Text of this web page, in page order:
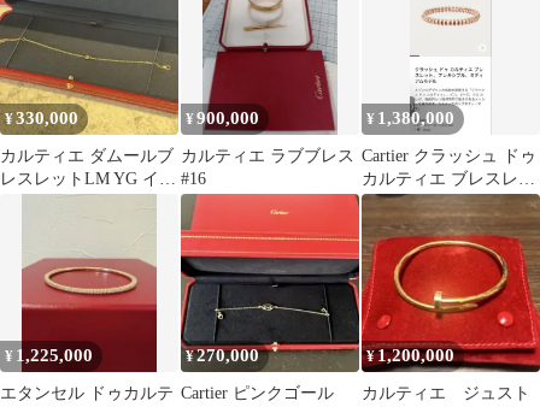
¥330,000
カルティエ ダムールブ
レスレットLM YG イエ
¥900,000
カルティエ ラブブレス
#16
¥ 1,380,000
Cartier クラッシュ ドゥ
カルティエ ブレスレッ
ト ミディアムサイズ15
¥ 1,225,000
エタンセル ドゥカルテ
¥270,000
Cartier ピンクゴール
¥1,200,000
カルティエ ジュスト